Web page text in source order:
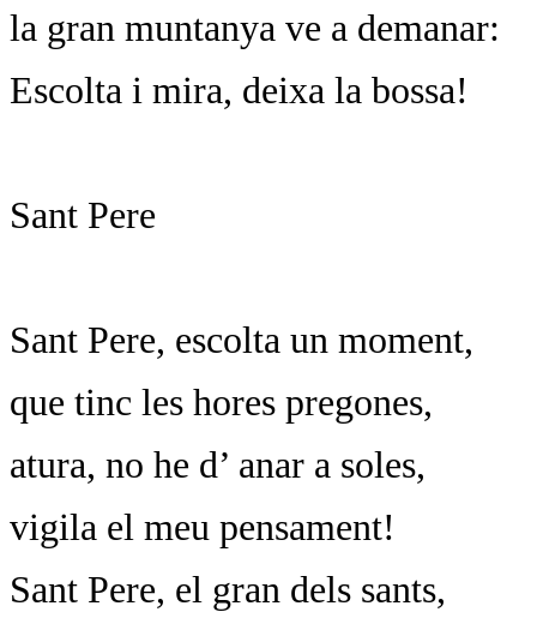
la gran muntanya ve a demanar:
Escolta i mira, deixa la bossa!
Sant Pere
Sant Pere, escolta un moment,
que tinc les hores pregones,
atura, no he d’ anar a soles,
vigila el meu pensament!
Sant Pere, el gran dels sants,